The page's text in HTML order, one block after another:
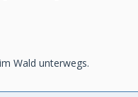
Wald unterwegs.